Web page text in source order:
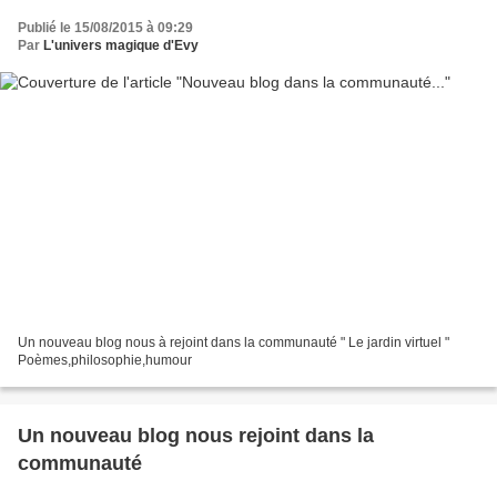
Publié le 15/08/2015 à 09:29
Par L'univers magique d'Evy
Un nouveau blog nous à rejoint dans la communauté " Le jardin virtuel "
Poèmes,philosophie,humour
Un nouveau blog nous rejoint dans la
communauté